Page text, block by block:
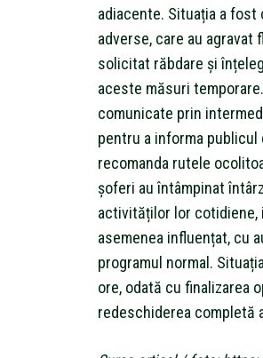
adiacente. Situația a
adverse, care au
solicitat răbdare și
aceste măsuri
comunicate prin
pentru a informa
recomanda rutele
șoferi au întâmpinat
activităților lor
asemenea influențat, cu
programul normal.
ore, odată cu finalizarea
redeschiderea completă